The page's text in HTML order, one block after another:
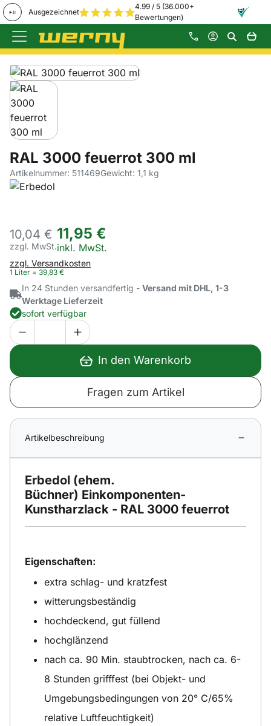
Ausgezeichnet
4.99 / 5 (36.000+
Bewertungen)
Zum Hauptinhalt springen
Produktgalerie
Zur Kaufbox springen
RAL 3000 feuerrot 300 ml
Artikelnummer: 511469Gewicht: 1,1 kg
10,04 €
zzgl. MwSt.
11,95 €
Steuerhinweis:
inkl. MwSt.
zzgl. Versandkosten
1 Liter = 39 83 €
In 24 Stunden versandfertig - Versand mit DHL, 1-3
Werktage Lieferzeit
sofort verfügbar
In den Warenkorb
Fragen zum Artikel
Artikelbeschreibung
Erbedol (ehem.
Büchner) Einkomponenten-
Kunstharzlack - RAL 3000 feuerrot
Eigenschaften:
extra schlag- und kratzfest
witterungsbeständig
hochdeckend, gut füllend
hochglänzend
nach ca. 90 Min. staubtrocken, nach ca. 6-
8 Stunden grifffest (bei Objekt- und
Umgebungsbedingungen von 20° C/65%
relative Luftfeuchtigkeit)